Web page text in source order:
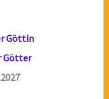
Göttin
Götter